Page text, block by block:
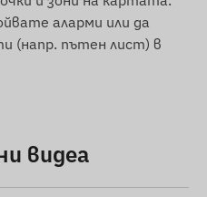
аларми или да
(напр. пътен лист) в
видеа